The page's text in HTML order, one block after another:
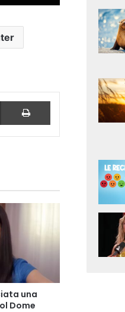
Condividi via Email Stampa
una
Dome